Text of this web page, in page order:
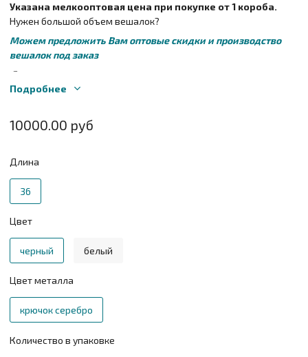
Указана мелкооптовая цена при покупке от 1 короба.
Нужен большой объем вешалок?
Можем предложить Вам оптовые скидки и производство
вешалок под заказ
Для точного расчета заказа напишите нам на
sales@plechikoff.ru
Подробнее
10000.00 руб
Длина
36
Цвет
черный белый
Цвет металла
крючок серебро
Количество в упаковке